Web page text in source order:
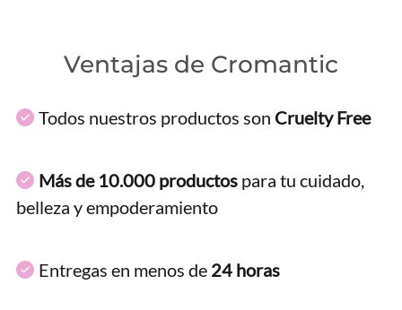
Ventajas de Cromantic
Todos nuestros productos son Cruelty Free
Más de 10.000 productos para tu cuidado,
belleza y empoderamiento
Entregas en menos de 24 horas